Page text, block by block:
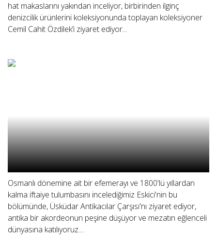
hat makaslarını yakından inceliyor, birbirinden ilginç
denizcilik ürünlerini koleksiyonunda toplayan koleksiyoner
Cemil Cahit Özdilek’i ziyaret ediyor...
Osmanlı dönemine ait bir efemerayı ve 1800'lü yıllardan
kalma iftaiye tulumbasını incelediğimiz Eskici'nin bu
bölümünde, Üsküdar Antikacılar Çarşısı'nı ziyaret ediyor,
antika bir akordeonun peşine düşüyor ve mezatın eğlenceli
dünyasına katılıyoruz....